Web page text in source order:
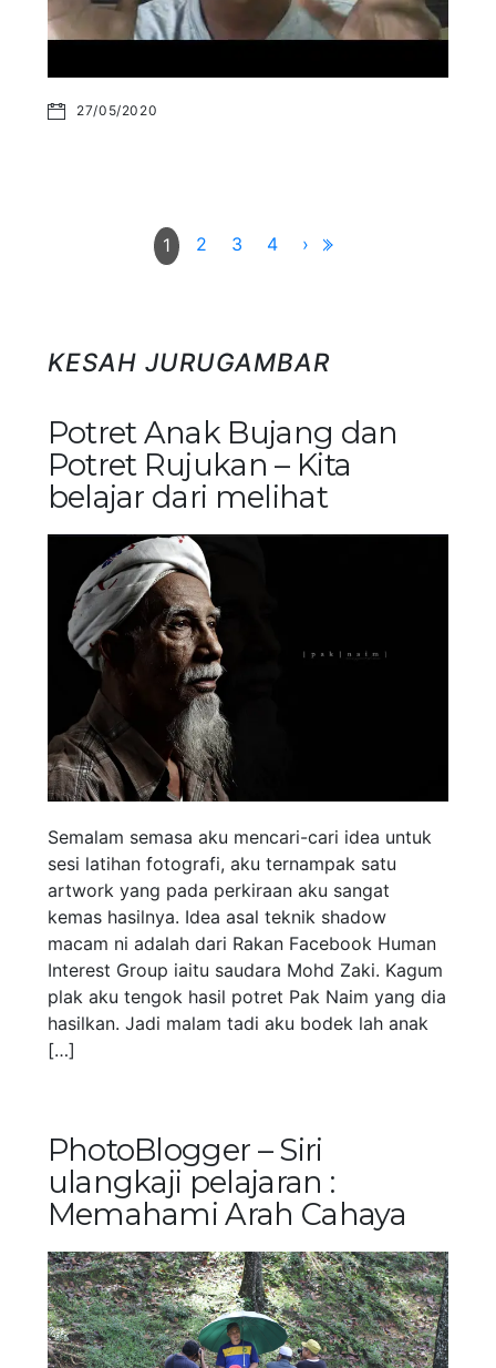
27/05/2020
1 2 3 4 ›
KESAH JURUGAMBAR
Potret Anak Bujang dan
Potret Rujukan – Kita
belajar dari melihat
Semalam semasa aku mencari-cari idea untuk
sesi latihan fotografi, aku ternampak satu
artwork yang pada perkiraan aku sangat
kemas hasilnya. Idea asal teknik shadow
macam ni adalah dari Rakan Facebook Human
Interest Group iaitu saudara Mohd Zaki. Kagum
plak aku tengok hasil potret Pak Naim yang dia
hasilkan. Jadi malam tadi aku bodek lah anak
[…]
PhotoBlogger – Siri
ulangkaji pelajaran :
Memahami Arah Cahaya